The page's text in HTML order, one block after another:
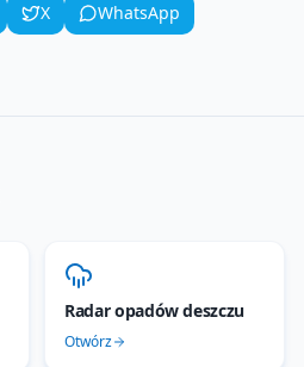
X
WhatsApp
Radar opadów deszczu
Otwórz